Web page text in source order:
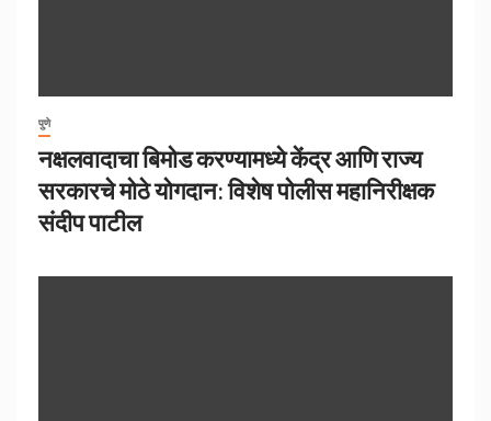
पुणे
नक्षलवादाचा बिमोड करण्यामध्ये केंद्र आणि राज्य
सरकारचे मोठे योगदान: विशेष पोलीस महानिरीक्षक
संदीप पाटील